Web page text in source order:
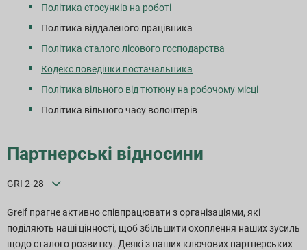
Політика стосунків на роботі
Політика віддаленого працівника
Політика сталого лісового господарства
Кодекс поведінки постачальника
Політика вільного від тютюну на робочому місці
Політика вільного часу волонтерів
Партнерські відносини
GRI 2-28
Greif прагне активно співпрацювати з організаціями, які
поділяють наші цінності, щоб збільшити охоплення наших зусиль
щодо сталого розвитку. Деякі з наших ключових партнерських